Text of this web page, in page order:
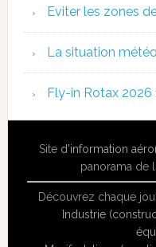
Eviter les zones
La situation
Fly-in Rotax 2026
Site d'information
panorama de
Découvrez chaque
Industrie